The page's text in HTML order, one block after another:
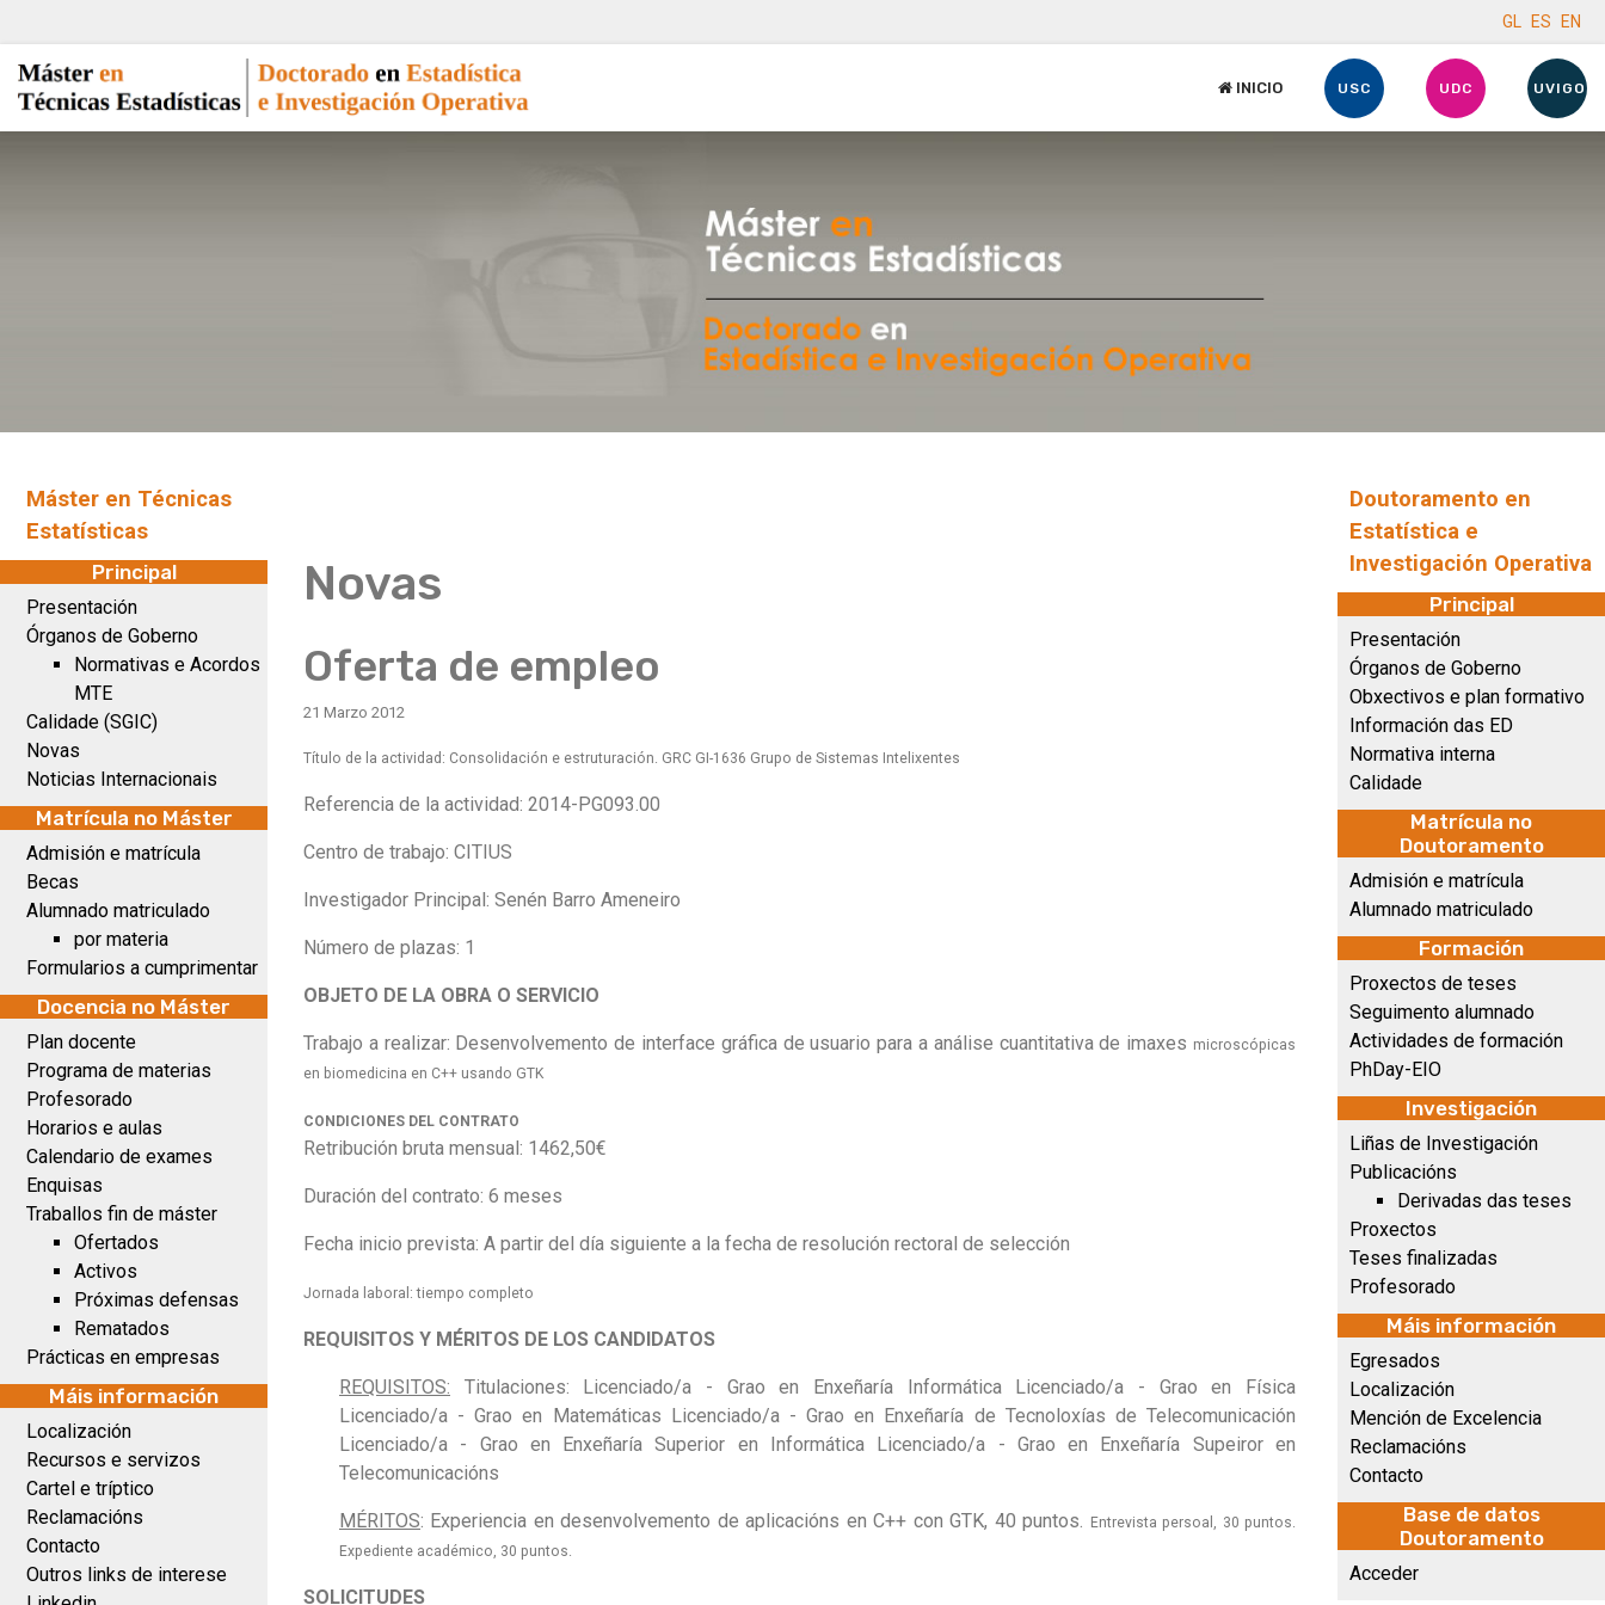
GL ES EN
INICIO USC UDC UVIGO
Máster en Técnicas
Estatísticas
Principal
Presentación
Órganos de Goberno
Normativas e Acordos
MTE
Calidade (SGIC)
Novas
Noticias Internacionais
Matrícula no Máster
Admisión e matrícula
Becas
Alumnado matriculado
por materia
Formularios a cumprimentar
Docencia no Máster
Plan docente
Programa de materias
Profesorado
Horarios e aulas
Calendario de exames
Enquisas
Traballos fin de máster
Ofertados
Activos
Próximas defensas
Rematados
Prácticas en empresas
Máis información
Localización
Recursos e servizos
Cartel e tríptico
Reclamacións
Contacto
Outros links de interese
Novas
Oferta de empleo
21 Marzo 2012
Título de la actividad: Consolidación e estruturación. GRC GI-1636 Grupo de Sistemas Intelixentes
Referencia de la actividad: 2014-PG093.00
Centro de trabajo: CITIUS
Investigador Principal: Senén Barro Ameneiro
Número de plazas: 1
OBJETO DE LA OBRA O SERVICIO
Trabajo a realizar: Desenvolvemento de interface gráfica de usuario para a análise cuantitativa de imaxes microscópicas
en biomedicina en C++ usando GTK
CONDICIONES DEL CONTRATO
Retribución bruta mensual: 1462,50€
Duración del contrato: 6 meses
Fecha inicio prevista: A partir del día siguiente a la fecha de resolución rectoral de selección
Jornada laboral: tiempo completo
REQUISITOS Y MÉRITOS DE LOS CANDIDATOS
REQUISITOS: Titulaciones: Licenciado/a - Grao en Enxeñaría Informática Licenciado/a - Grao en Física
Licenciado/a - Grao en Matemáticas Licenciado/a - Grao en Enxeñaría de Tecnoloxías de Telecomunicación
Licenciado/a - Grao en Enxeñaría Superior en Informática Licenciado/a - Grao en Enxeñaría Supeiror en
Telecomunicacións
MÉRITOS: Experiencia en desenvolvemento de aplicacións en C++ con GTK, 40 puntos.
Entrevista persoal, 30 puntos.
Expediente académico, 30 puntos.
SOLICITUDES
Doutoramento en
Estatística e
Investigación Operativa
Principal
Presentación
Órganos de Goberno
Obxectivos e plan formativo
Información das ED
Normativa interna
Calidade
Matrícula no
Doutoramento
Admisión e matrícula
Alumnado matriculado
Formación
Proxectos de teses
Seguimento alumnado
Actividades de formación
PhDay-EIO
Investigación
Liñas de Investigación
Publicacións
Derivadas das teses
Proxectos
Teses finalizadas
Profesorado
Máis información
Egresados
Localización
Mención de Excelencia
Reclamacións
Contacto
Base de datos
Doutoramento
Acceder